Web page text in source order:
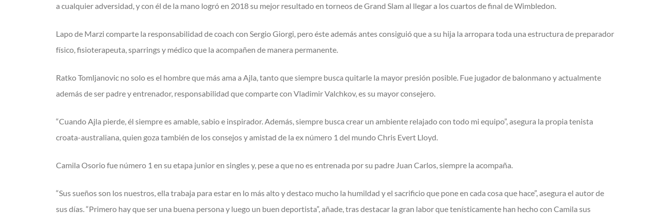
a cualquier adversidad, y con él de la mano logró en 2018 su mejor resultado en torneos de Grand Slam al llegar a los cuartos de final de Wimbledon.
Lapo de Marzi comparte la responsabilidad de coach con Sergio Giorgi, pero éste además antes consiguió que a su hija la arropara toda una estructura de preparador
físico, fisioterapeuta, sparrings y médico que la acompañen de manera permanente.
Ratko Tomljanovic no solo es el hombre que más ama a Ajla, tanto que siempre busca quitarle la mayor presión posible. Fue jugador de balonmano y actualmente
además de ser padre y entrenador, responsabilidad que comparte con Vladimir Valchkov, es su mayor consejero.
“Cuando Ajla pierde, él siempre es amable, sabio e inspirador. Además, siempre busca crear un ambiente relajado con todo mi equipo”, asegura la propia tenista
croata-australiana, quien goza también de los consejos y amistad de la ex número 1 del mundo Chris Evert Lloyd.
Camila Osorio fue número 1 en su etapa junior en singles y, pese a que no es entrenada por su padre Juan Carlos, siempre la acompaña.
“Sus sueños son los nuestros, ella trabaja para estar en lo más alto y destaco mucho la humildad y el sacrificio que pone en cada cosa que hace”, asegura el autor de
sus días. “Primero hay que ser una buena persona y luego un buen deportista”, añade, tras destacar la gran labor que tenísticamente han hecho con Camila sus